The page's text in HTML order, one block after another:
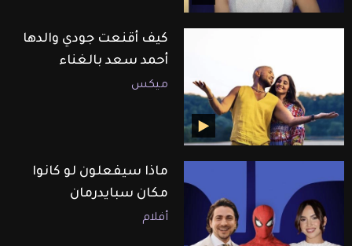
كيف أقنعت جودي والدها
أحمد سعد بالغناء
ميكس
ماذا سيفعلون لو كانوا
مكان سبايدرمان
أفلام